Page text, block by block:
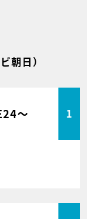
朝日）
～ 1